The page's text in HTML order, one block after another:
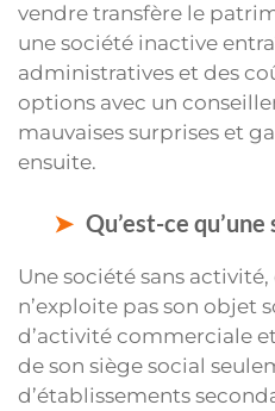
vendre transfère le
une société inactive
administratives et des
options avec un
mauvaises surprises et
ensuite.
Qu’est-ce
Une société sans
n’exploite pas son objet
d’activité commerciale
de son siège social
d’établissements